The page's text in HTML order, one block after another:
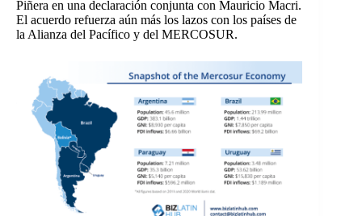
Piñera en una declaración conjunta con Mauricio Macri.
El acuerdo refuerza aún más los lazos con los países de
la Alianza del Pacífico y del MERCOSUR.